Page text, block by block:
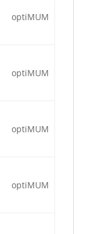
optiMUM
optiMUM
optiMUM
optiMUM